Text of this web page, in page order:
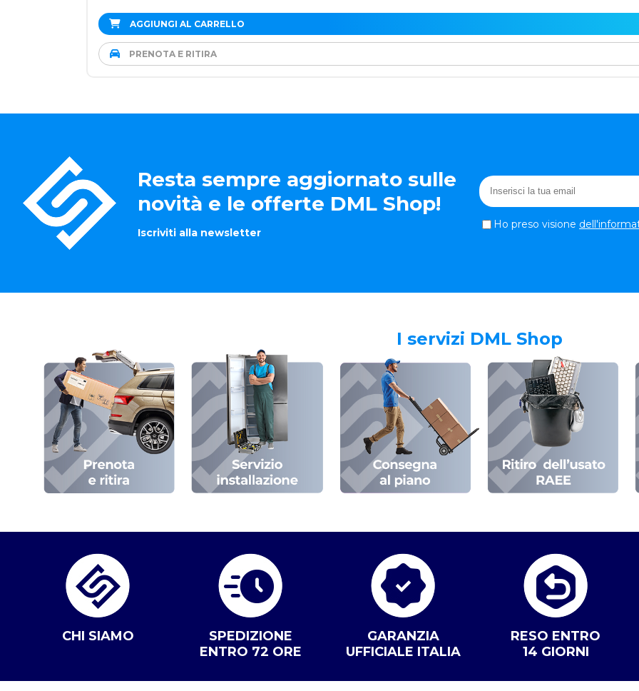
AGGIUNGI AL CARRELLO
PRENOTA E RITIRA
Resta sempre aggiornato sulle
novità e le offerte DML Shop!
Iscriviti alla newsletter
Ho preso visione
I servizi DML Shop
CHI SIAMO
SPEDIZIONE
ENTRO 72 ORE
GARANZIA
UFFICIALE ITALIA
RESO ENTRO
14 GIORNI